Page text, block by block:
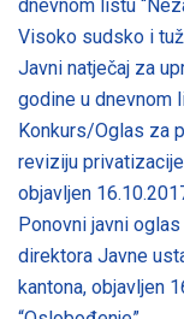
dnevnom listu
Visoko sudsko i
Javni natječaj za
godine u dnevnom
Konkurs/Oglas za
reviziju
objavljen
Ponovni javni
direktora Javne
kantona, objavljen